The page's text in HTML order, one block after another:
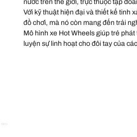
nước trên thế giới, trực thuộc tập
Với kỹ thuật hiện đại và thiết kế tinh
đồ chơi, mà nó còn mang đến trải
Mô hình xe Hot Wheels giúp trẻ
luyện sự linh hoạt cho đôi tay của